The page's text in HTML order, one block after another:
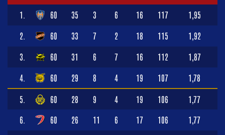
1. 60 35 3 6 16 117 1,95
2. 60 33 7 2 18 115 1,92
3. 60 31 6 7 16 112 1,87
4. 60 29 8 4 19 107 1,78
5. 60 28 9 4 19 106 1,77
6. 60 26 11 6 17 106 1,77